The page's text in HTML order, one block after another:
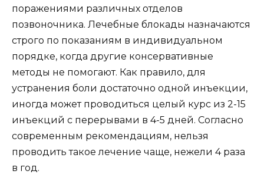
поражениями различных отделов
позвоночника. Лечебные блокады назначаются
строго по показаниям в индивидуальном
порядке, когда другие консервативные
методы не помогают. Как правило, для
устранения боли достаточно одной инъекции,
иногда может проводиться целый курс из 2-15
инъекций с перерывами в 4-5 дней. Согласно
современным рекомендациям, нельзя
проводить такое лечение чаще, нежели 4 раза
в год.